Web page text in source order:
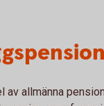
av allmänna